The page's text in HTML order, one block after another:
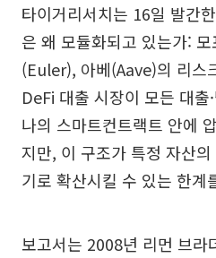
타이거리서치는 16일 발간
은 왜 모듈화되고 있는가:
(Euler), 아베(Aave)의 리스
DeFi 대출 시장이 모든 대출
나의 스마트컨트랙트 안에
지만, 이 구조가 특정 자산
기로 확산시킬 수 있는 한계
보고서는 2008년 리먼 브라